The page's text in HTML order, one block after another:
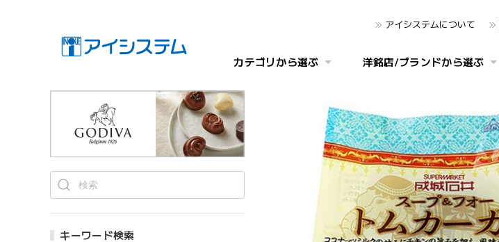
アイシステムについて
カテゴリから選ぶ 洋銘店/ブランドから選ぶ
キーワード検索